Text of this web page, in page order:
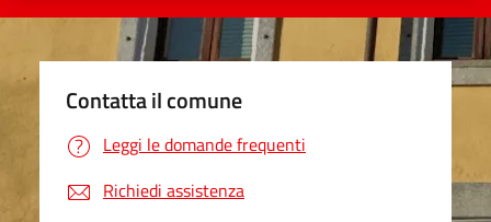
Contatta il comune
Leggi le domande frequenti
Richiedi assistenza